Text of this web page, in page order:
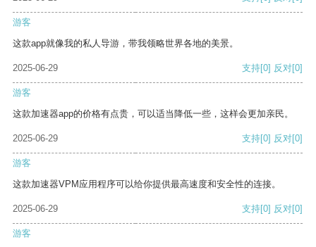
游客
这款app就像我的私人导游，带我领略世界各地的美景。
2025-06-29 支持[0] 反对[0]
游客
这款加速器app的价格有点贵，可以适当降低一些，这样会更加亲民。
2025-06-29 支持[0] 反对[0]
游客
这款加速器VPM应用程序可以给你提供最高速度和安全性的连接。
2025-06-29 支持[0] 反对[0]
游客